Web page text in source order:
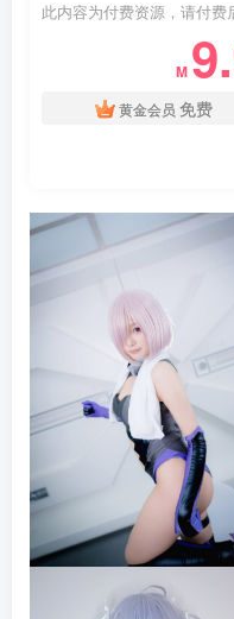
此内容为付费资源，请付费
M
黄金会员 免费